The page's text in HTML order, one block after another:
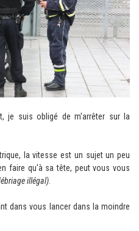
je suis obligé de m'arrêter sur la
la vitesse est un sujet un peu
faire qu'à sa tête, peut vous vous
illégal)
dans vous lancer dans la moindre